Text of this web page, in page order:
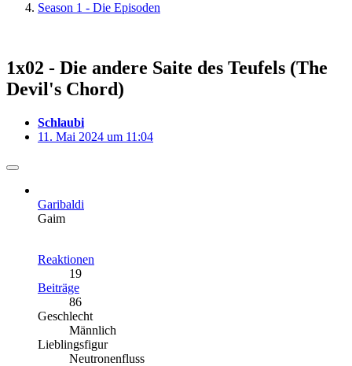
Season 1 - Die Episoden
1x02 - Die andere Saite des Teufels (The
Devil's Chord)
Schlaubi
11. Mai 2024 um 11:04
Garibaldi
Gaim
Reaktionen
19
Beiträge
86
Geschlecht
Männlich
Lieblingsfigur
Neutronenfluss